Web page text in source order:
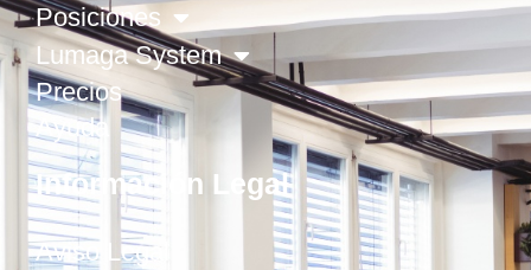
Posiciones
Lumaga System
Precios
Ayuda
Información Legal
Aviso Legal